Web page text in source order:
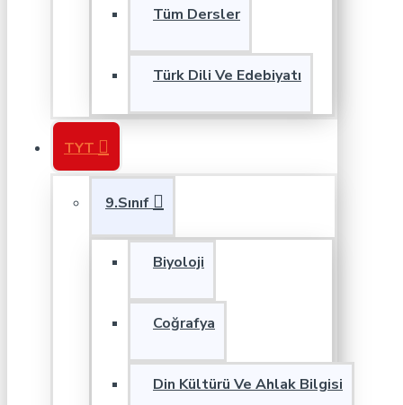
Tüm Dersler
Türk Dili Ve Edebiyatı
TYT
9.Sınıf
Biyoloji
Coğrafya
Din Kültürü Ve Ahlak Bilgisi